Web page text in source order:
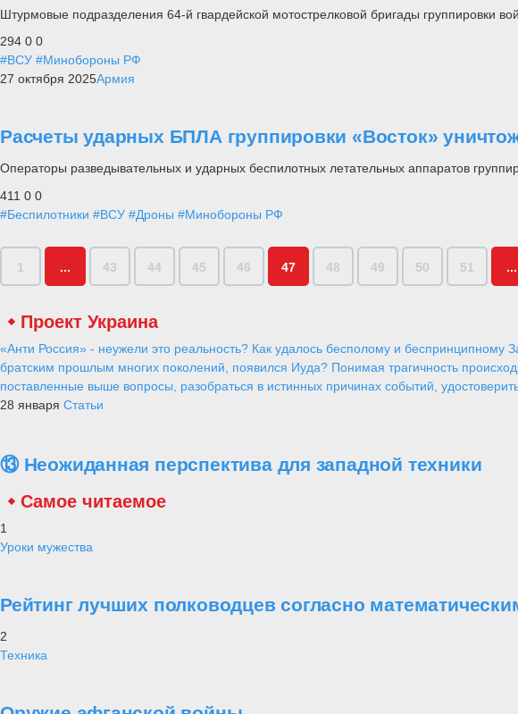
Штурмовые подразделения 64-й гвардейской мотострелковой бригады группировки
294 0 0
#ВСУ #Минобороны РФ
27 октября 2025Армия
Расчеты ударных БПЛА группировки «Восток»
Операторы разведывательных и ударных беспилотных летательных аппаратов
411 0 0
#Беспилотники #ВСУ #Дроны #Минобороны РФ
1 ... 43 44 45 46 47 48 49 50 51 ...
Проект Украина
«Анти Россия» - неужели это реальность? Как удалось бесполому и беспринципному
братским прошлым многих поколений, появился Иуда? Понимая трагичность
поставленные выше вопросы, разобраться в истинных причинах событий,
28 января Статьи
⑬ Неожиданная перспектива для западной техники
Самое читаемое
1
Уроки мужества
Рейтинг лучших полководцев согласно
2
Техника